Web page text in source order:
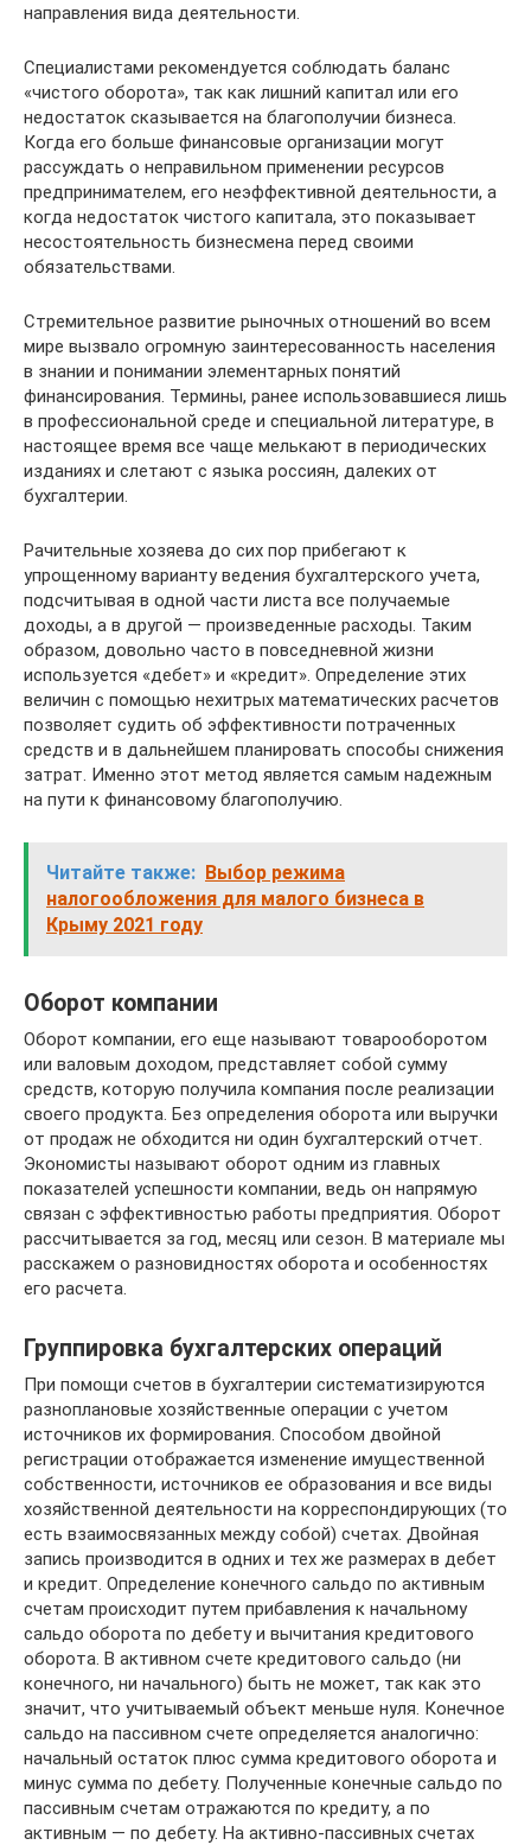
направления вида деятельности.
Специалистами рекомендуется соблюдать баланс
«чистого оборота», так как лишний капитал или его
недостаток сказывается на благополучии бизнеса.
Когда его больше финансовые организации могут
рассуждать о неправильном применении ресурсов
предпринимателем, его неэффективной деятельности, а
когда недостаток чистого капитала, это показывает
несостоятельность бизнесмена перед своими
обязательствами.
Стремительное развитие рыночных отношений во всем
мире вызвало огромную заинтересованность населения
в знании и понимании элементарных понятий
финансирования. Термины, ранее использовавшиеся лишь
в профессиональной среде и специальной литературе, в
настоящее время все чаще мелькают в периодических
изданиях и слетают с языка россиян, далеких от
бухгалтерии.
Рачительные хозяева до сих пор прибегают к
упрощенному варианту ведения бухгалтерского учета,
подсчитывая в одной части листа все получаемые
доходы, а в другой — произведенные расходы. Таким
образом, довольно часто в повседневной жизни
используется «дебет» и «кредит». Определение этих
величин с помощью нехитрых математических расчетов
позволяет судить об эффективности потраченных
средств и в дальнейшем планировать способы снижения
затрат. Именно этот метод является самым надежным
на пути к финансовому благополучию.
Читайте также: Выбор режима
налогообложения для малого бизнеса в
Крыму 2021 году
Оборот компании
Оборот компании, его еще называют товарооборотом
или валовым доходом, представляет собой сумму
средств, которую получила компания после реализации
своего продукта. Без определения оборота или выручки
от продаж не обходится ни один бухгалтерский отчет.
Экономисты называют оборот одним из главных
показателей успешности компании, ведь он напрямую
связан с эффективностью работы предприятия. Оборот
рассчитывается за год, месяц или сезон. В материале мы
расскажем о разновидностях оборота и особенностях
его расчета.
Группировка бухгалтерских операций
При помощи счетов в бухгалтерии систематизируются
разноплановые хозяйственные операции с учетом
источников их формирования. Способом двойной
регистрации отображается изменение имущественной
собственности, источников ее образования и все виды
хозяйственной деятельности на корреспондирующих (то
есть взаимосвязанных между собой) счетах. Двойная
запись производится в одних и тех же размерах в дебет
и кредит. Определение конечного сальдо по активным
счетам происходит путем прибавления к начальному
сальдо оборота по дебету и вычитания кредитового
оборота. В активном счете кредитового сальдо (ни
конечного, ни начального) быть не может, так как это
значит, что учитываемый объект меньше нуля. Конечное
сальдо на пассивном счете определяется аналогично:
начальный остаток плюс сумма кредитового оборота и
минус сумма по дебету. Полученные конечные сальдо по
пассивным счетам отражаются по кредиту, а по
активным — по дебету. На активно-пассивных счетах